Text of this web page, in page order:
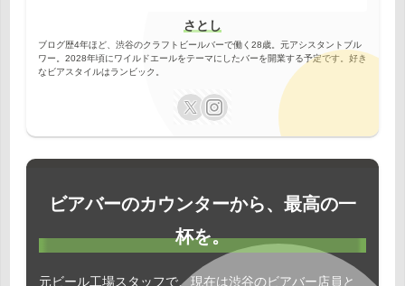
さとし
ブログ歴4年ほど、渋谷のクラフトビールバーで働く28歳。元アシスタントブル
ワー。2028年頃にワイルドエールをテーマにしたバーを開業する予定です。好き
なビアスタイルはランビック。
ビアバーのカウンターから、最高の一
杯を。
元ビール工場スタッフで、現在は渋谷のビアバー店員と